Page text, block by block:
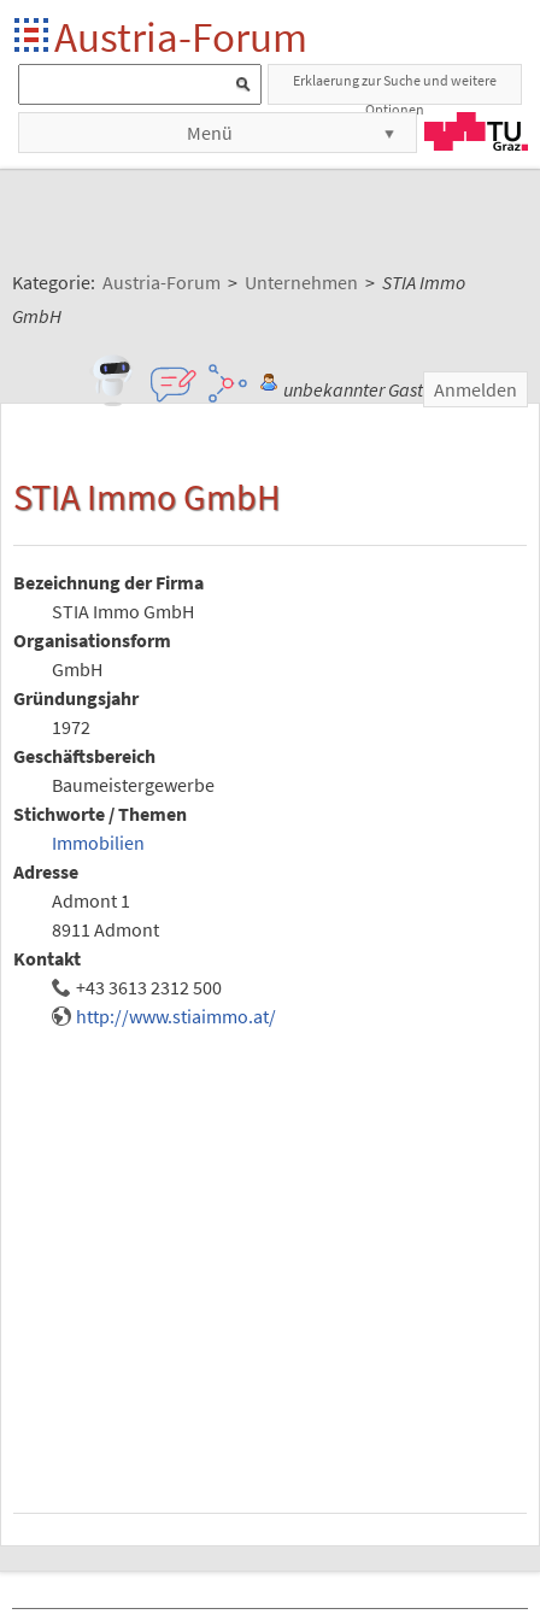
Austria-Forum
Erklaerung zur Suche und weitere
Optionen
Menü
Kategorie: Austria-Forum > Unternehmen > STIA Immo
GmbH
unbekannter Gast Anmelden
STIA Immo GmbH
Bezeichnung der Firma
STIA Immo GmbH
Organisationsform
GmbH
Gründungsjahr
1972
Geschäftsbereich
Baumeistergewerbe
Stichworte / Themen
Immobilien
Adresse
Admont 1
8911 Admont
Kontakt
+43 3613 2312 500
http://www.stiaimmo.at/